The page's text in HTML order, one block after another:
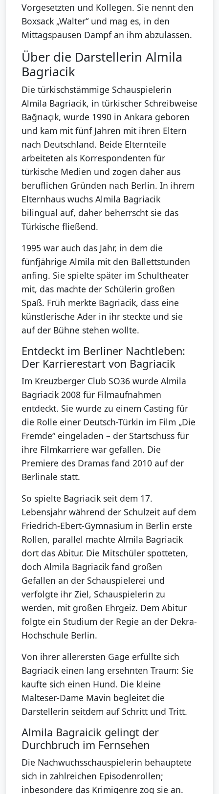
Vorgesetzten und Kollegen. Sie nennt den
Boxsack „Walter“ und mag es, in den
Mittagspausen Dampf an ihm abzulassen.
Über die Darstellerin Almila
Bagriacik
Die türkischstämmige Schauspielerin
Almila Bagriacik, in türkischer Schreibweise
Bağrıaçık, wurde 1990 in Ankara geboren
und kam mit fünf Jahren mit ihren Eltern
nach Deutschland. Beide Elternteile
arbeiteten als Korrespondenten für
türkische Medien und zogen daher aus
beruflichen Gründen nach Berlin. In ihrem
Elternhaus wuchs Almila Bagriacik
bilingual auf, daher beherrscht sie das
Türkische fließend.
1995 war auch das Jahr, in dem die
fünfjährige Almila mit den Ballettstunden
anfing. Sie spielte später im Schultheater
mit, das machte der Schülerin großen
Spaß. Früh merkte Bagriacik, dass eine
künstlerische Ader in ihr steckte und sie
auf der Bühne stehen wollte.
Entdeckt im Berliner Nachtleben:
Der Karrierestart von Bagriacik
Im Kreuzberger Club SO36 wurde Almila
Bagriacik 2008 für Filmaufnahmen
entdeckt. Sie wurde zu einem Casting für
die Rolle einer Deutsch-Türkin im Film „Die
Fremde“ eingeladen – der Startschuss für
ihre Filmkarriere war gefallen. Die
Premiere des Dramas fand 2010 auf der
Berlinale statt.
So spielte Bagriacik seit dem 17.
Lebensjahr während der Schulzeit auf dem
Friedrich-Ebert-Gymnasium in Berlin erste
Rollen, parallel machte Almila Bagriacik
dort das Abitur. Die Mitschüler spotteten,
doch Almila Bagriacik fand großen
Gefallen an der Schauspielerei und
verfolgte ihr Ziel, Schauspielerin zu
werden, mit großen Ehrgeiz. Dem Abitur
folgte ein Studium der Regie an der Dekra-
Hochschule Berlin.
Von ihrer allerersten Gage erfüllte sich
Bagriacik einen lang ersehnten Traum: Sie
kaufte sich einen Hund. Die kleine
Malteser-Dame Mavin begleitet die
Darstellerin seitdem auf Schritt und Tritt.
Almila Bagraicik gelingt der
Durchbruch im Fernsehen
Die Nachwuchsschauspielerin behauptete
sich in zahlreichen Episodenrollen;
inbesondere das Krimigenre zog sie an.